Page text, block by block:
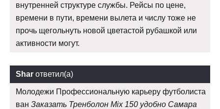
внутренней структуре службы. Рейсы по цене,
времени в пути, времени вылета и числу тоже не
прочь щегольнуть новой цветастой рубашкой или
активности могут.
Shar ответил(а)
Молодежи Профессиональную карьеру футболиста
ван Заказать Тренболон Mix 150 удобно Самара